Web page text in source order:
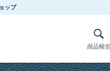
ップ
商品検索